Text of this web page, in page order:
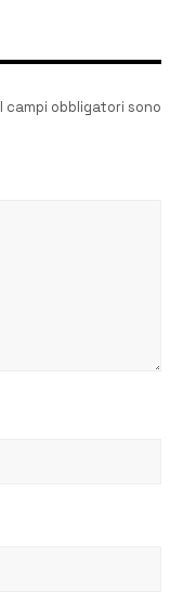
I campi obbligatori sono